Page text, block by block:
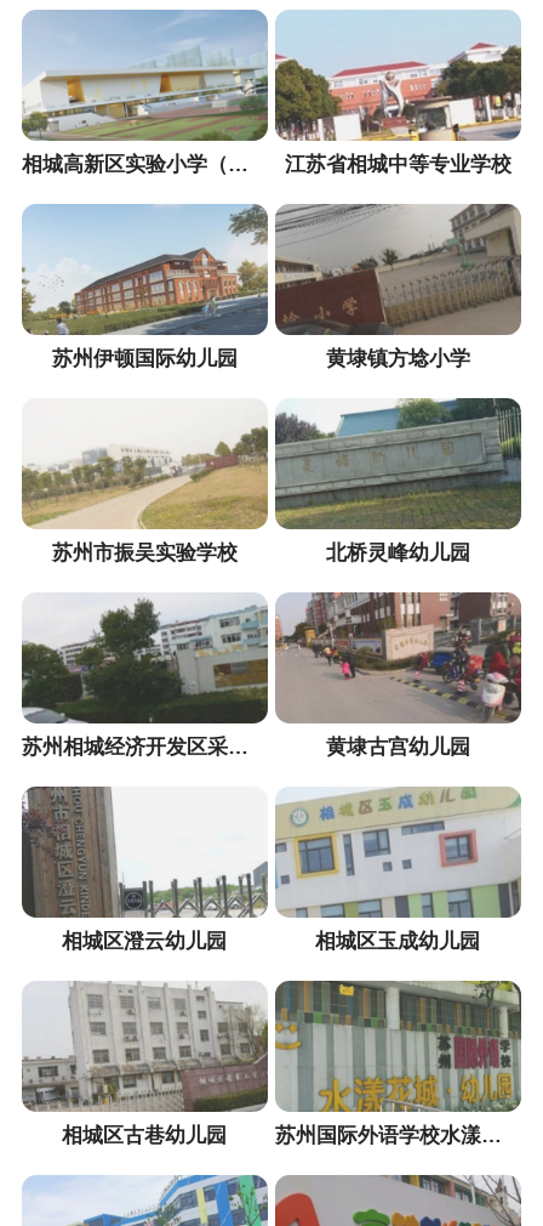
相城高新区实验小学（幼儿园） 江苏省相城中等专业学校
苏州伊顿国际幼儿园 黄埭镇方埝小学
苏州市振吴实验学校 北桥灵峰幼儿园
苏州相城经济开发区采莲幼儿园 黄埭古宫幼儿园
相城区澄云幼儿园 相城区玉成幼儿园
相城区古巷幼儿园 苏州国际外语学校水漾花城·幼儿园